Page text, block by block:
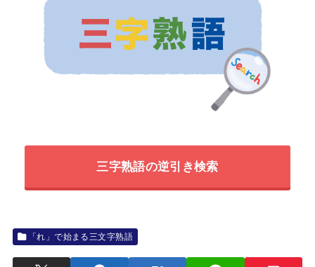
三字熟語の逆引き検索
「れ」で始まる三文字熟語